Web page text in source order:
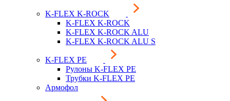
K-FLEX K-ROCK
K-FLEX K-ROCK
K-FLEX K-ROCK ALU
K-FLEX K-ROCK ALU S
K-FLEX PE
Рулоны K-FLEX PE
Трубки K-FLEX PE
Армофол